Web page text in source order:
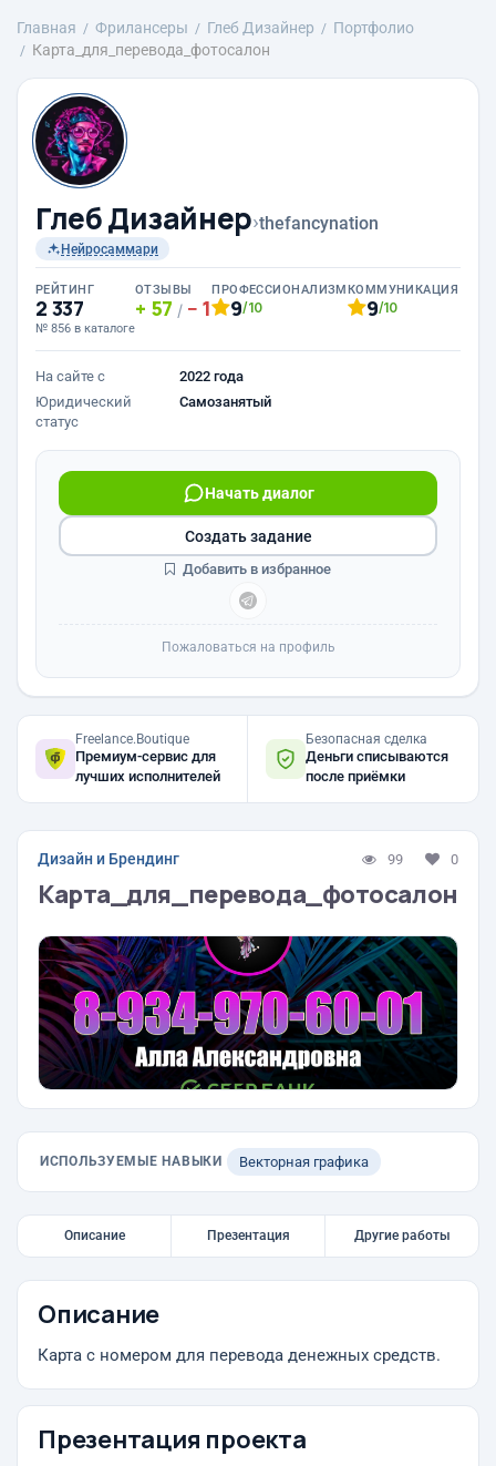
Главная Фрилансеры Глеб Дизайнер
Портфолио
Карта_для_перевода_фотосалон
Глеб Дизайнер›thefancynation
Нейросаммари
РЕЙТИНГ
2 337
№ 856 в каталоге
ОТЗЫВЫ
57 / 1
ПРОФЕССИОНАЛИЗМ
9/10
КОММУНИКАЦИЯ
9/10
На сайте с
2022 года
Юридический
статус
Самозанятый
Начать диалог
Создать задание
Добавить в избранное
Пожаловаться на профиль
Freelance.Boutique
Премиум-сервис для
лучших исполнителей
Безопасная сделка
Деньги списываются
после приёмки
Дизайн и Брендинг 99 0
Карта_для_перевода_фотосалон
ИСПОЛЬЗУЕМЫЕ НАВЫКИ Векторная графика
Описание Презентация Другие работы
Описание
Карта с номером для перевода денежных средств.
Презентация проекта